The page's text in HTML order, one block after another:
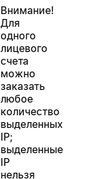
Внимание!
Для
одного
лицевого
счета
можно
заказать
любое
количество
выделенных
IP;
выделенные
IP
нельзя